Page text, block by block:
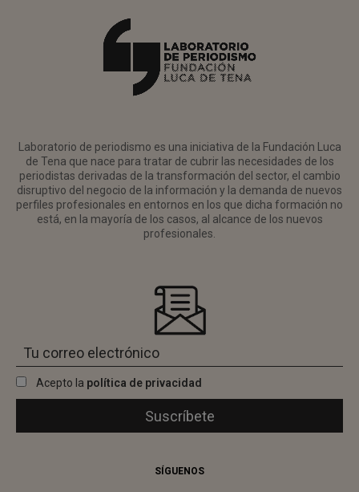
Laboratorio de periodismo es una iniciativa de la Fundación Luca
de Tena que nace para tratar de cubrir las necesidades de los
periodistas derivadas de la transformación del sector, el cambio
disruptivo del negocio de la información y la demanda de nuevos
perfiles profesionales en entornos en los que dicha formación no
está, en la mayoría de los casos, al alcance de los nuevos
profesionales.
Acepto la política de privacidad
SÍGUENOS